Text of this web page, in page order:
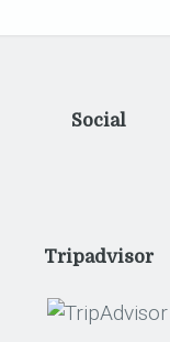
Social
Tripadvisor